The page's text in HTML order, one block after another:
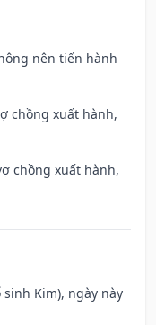
nên tiến hành
chồng xuất hành,
chồng xuất hành,
sinh Kim), ngày này